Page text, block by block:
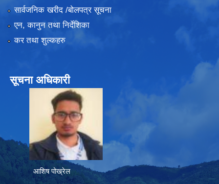
सार्वजनिक खरीद /बोलपत्र सूचना
एन, कानुन तथा निर्देशिका
कर तथा शुल्कहरु
सूचना अधिकारी
आशिष पोख्रेल